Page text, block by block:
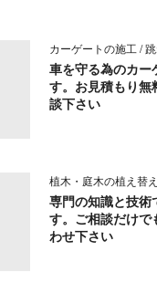
カーゲートの施工 /
車を守る為のカー
す。お見積もり無
談下さい
植木・庭木の植え替え
専門の知識と技術
す。ご相談だけで
わせ下さい